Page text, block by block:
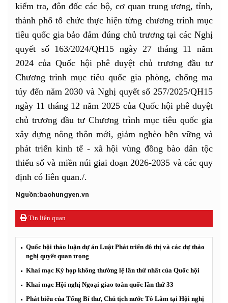
kiểm tra, đôn đốc các bộ, cơ quan trung ương, tỉnh,
thành phố tổ chức thực hiện từng chương trình mục
tiêu quốc gia bảo đảm đúng chủ trương tại các Nghị
quyết số 163/2024/QH15 ngày 27 tháng 11 năm
2024 của Quốc hội phê duyệt chủ trương đầu tư
Chương trình mục tiêu quốc gia phòng, chống ma
túy đến năm 2030 và Nghị quyết số 257/2025/QH15
ngày 11 tháng 12 năm 2025 của Quốc hội phê duyệt
chủ trương đầu tư Chương trình mục tiêu quốc gia
xây dựng nông thôn mới, giảm nghèo bền vững và
phát triển kinh tế - xã hội vùng đồng bào dân tộc
thiểu số và miền núi giai đoạn 2026-2035 và các quy
định có liên quan./.
Nguồn:baohungyen.vn
Tin liên quan
Quốc hội thảo luận dự án Luật Phát triển đô thị và các dự thảo
nghị quyết quan trọng
Khai mạc Kỳ họp không thường lệ lần thứ nhất của Quốc hội
Khai mạc Hội nghị Ngoại giao toàn quốc lần thứ 33
Phát biểu của Tổng Bí thư, Chủ tịch nước Tô Lâm tại Hội nghị